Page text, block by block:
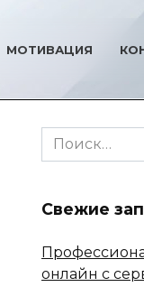
МОТИВАЦИЯ
Search
for:
Свежие
онлайн с